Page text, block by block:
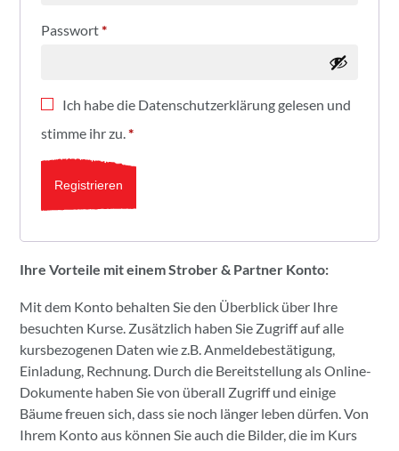
Passwort*
Ich habe die Datenschutzerklärung gelesen und
stimme ihr zu.*
Registrieren
Ihre Vorteile mit einem Strober & Partner Konto:
Mit dem Konto behalten Sie den Überblick über Ihre
besuchten Kurse. Zusätzlich haben Sie Zugriff auf alle
kursbezogenen Daten wie z.B. Anmeldebestätigung,
Einladung, Rechnung. Durch die Bereitstellung als Online-
Dokumente haben Sie von überall Zugriff und einige
Bäume freuen sich, dass sie noch länger leben dürfen. Von
Ihrem Konto aus können Sie auch die Bilder, die im Kurs